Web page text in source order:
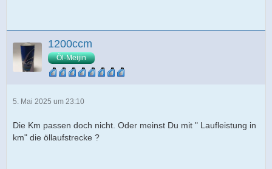
1200ccm
Öl-Meijin
5. Mai 2025 um 23:10
Die Km passen doch nicht. Oder meinst Du mit " Laufleistung in
km" die öllaufstrecke ?